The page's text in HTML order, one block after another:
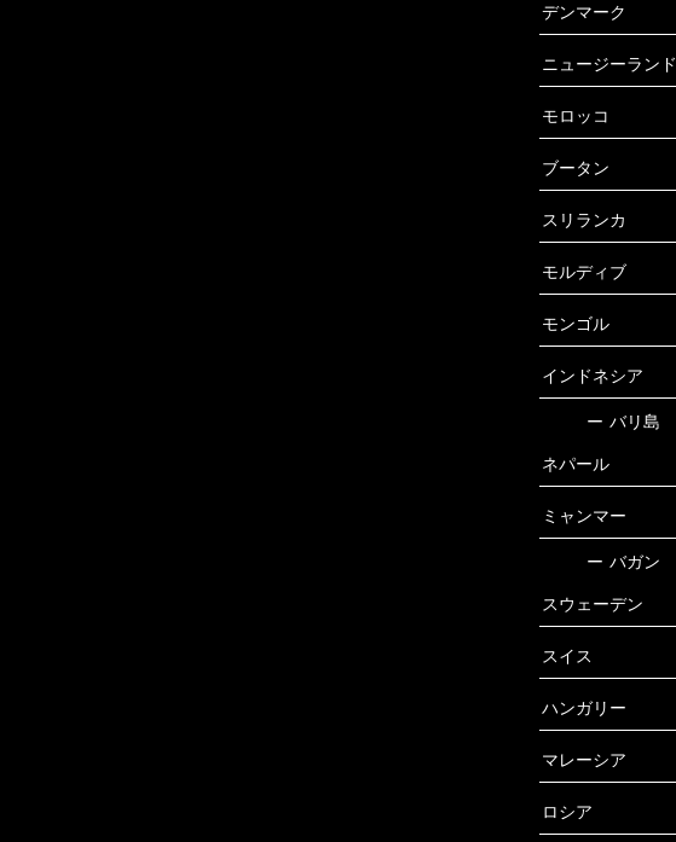
デンマーク
ニュージーランド
モロッコ
ブータン
スリランカ
モルディブ
モンゴル
インドネシア
ー バリ島
ネパール
ミャンマー
ー バガン
スウェーデン
スイス
ハンガリー
マレーシア
ロシア